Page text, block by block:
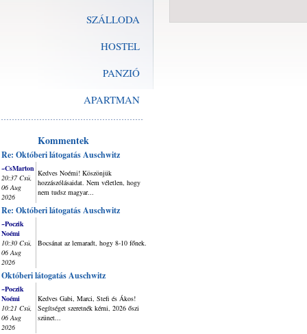
SZÁLLODA
HOSTEL
PANZIÓ
APARTMAN
Kommentek
Re: Októberi látogatás Auschwitz
~CsMarton
20:37 Csü,
06 Aug
2026
Kedves Noémi! Köszönjük
hozzászólásaidat. Nem véletlen, hogy
nem tudsz magyar...
Re: Októberi látogatás Auschwitz
~Poczik
Noémi
10:30 Csü,
06 Aug
2026
Bocsánat az lemaradt, hogy 8-10 főnek.
Októberi látogatás Auschwitz
~Poczik
Noémi
10:21 Csü,
06 Aug
2026
Kedves Gabi, Marci, Stefi és Ákos!
Segítséget szeretnék kérni, 2026 őszi
szünet...